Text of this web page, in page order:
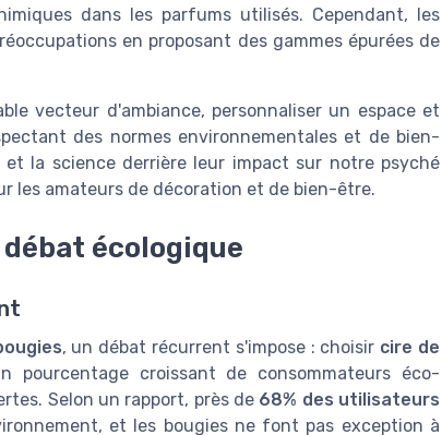
dans les parfums utilisés. Cependant, les
en proposant des gammes épurées de
vecteur d'ambiance, personnaliser un espace et
des normes environnementales et de bien-
et la science derrière leur impact sur notre psyché
les amateurs de décoration et de bien-être.
écologique
, un débat récurrent s'impose : choisir cire de
pourcentage croissant de consommateurs éco-
Selon un rapport, près de 68% des utilisateurs
et les bougies ne font pas exception à